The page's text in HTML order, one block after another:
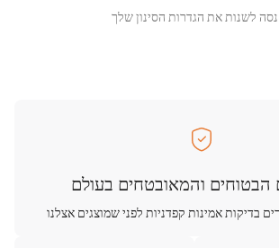
נסה לשנות את הגדרות הסינון שלך
הבטוחים והמאובטחים בעולם
בדיקות אמינות קפדניות לפני שמוצגים אצלנו